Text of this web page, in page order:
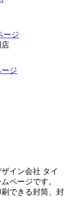
店
イン会社 タイ
ページです。
できる封筒、封